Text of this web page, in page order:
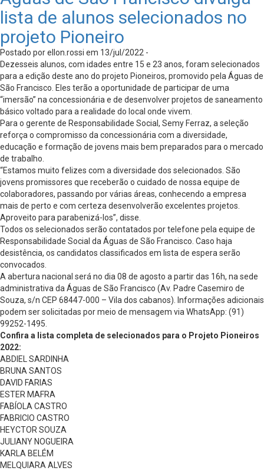
lista de alunos selecionados no
projeto Pioneiro
Postado por ellon.rossi em 13/jul/2022 -
Dezesseis alunos, com idades entre 15 e 23 anos, foram selecionados
para a edição deste ano do projeto Pioneiros, promovido pela Águas de
São Francisco. Eles terão a oportunidade de participar de uma
“imersão” na concessionária e de desenvolver projetos de saneamento
básico voltado para a realidade do local onde vivem.
Para o gerente de Responsabilidade Social, Semy Ferraz, a seleção
reforça o compromisso da concessionária com a diversidade,
educação e formação de jovens mais bem preparados para o mercado
de trabalho.
“Estamos muito felizes com a diversidade dos selecionados. São
jovens promissores que receberão o cuidado de nossa equipe de
colaboradores, passando por várias áreas, conhecendo a empresa
mais de perto e com certeza desenvolverão excelentes projetos.
Aproveito para parabenizá-los”, disse.
Todos os selecionados serão contatados por telefone pela equipe de
Responsabilidade Social da Águas de São Francisco. Caso haja
desistência, os candidatos classificados em lista de espera serão
convocados.
A abertura nacional será no dia 08 de agosto a partir das 16h, na sede
administrativa da Águas de São Francisco (Av. Padre Casemiro de
Souza, s/n CEP 68447-000 – Vila dos cabanos). Informações adicionais
podem ser solicitadas por meio de mensagem via WhatsApp: (91)
99252-1495.
Confira a lista completa de selecionados para o Projeto Pioneiros
2022:
ABDIEL SARDINHA
BRUNA SANTOS
DAVID FARIAS
ESTER MAFRA
FABÍOLA CASTRO
FABRICIO CASTRO
HEYCTOR SOUZA
JULIANY NOGUEIRA
KARLA BELÉM
MELQUIARA ALVES